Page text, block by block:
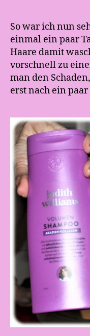
So war ich nun
einmal ein paar
Haare damit
vorschnell zu
man den
erst nach ein